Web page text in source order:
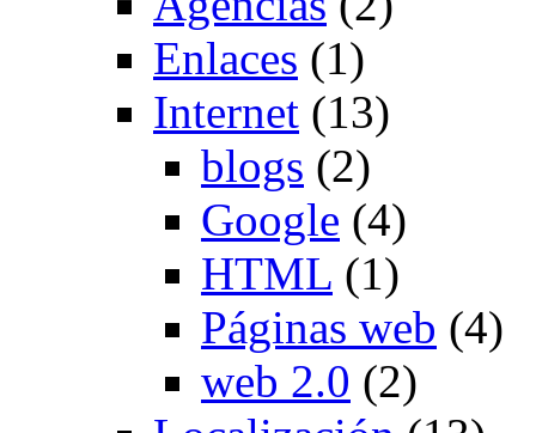
Enlaces (1)
Internet (13)
blogs (2)
Google (4)
HTML (1)
Páginas web (4)
web 2.0 (2)